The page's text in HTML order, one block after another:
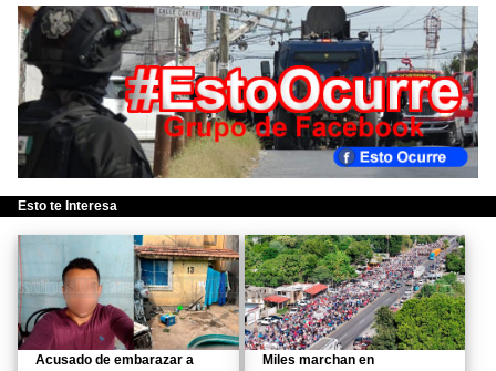
Esto te Interesa
Acusado de embarazar a
Miles marchan en